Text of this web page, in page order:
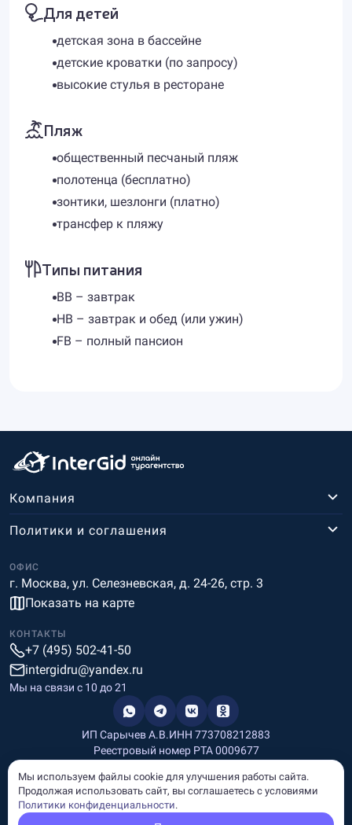
Для детей
детская зона в бассейне
детские кроватки (по запросу)
высокие стулья в ресторане
Пляж
общественный песчаный пляж
полотенца (бесплатно)
зонтики, шезлонги (платно)
трансфер к пляжу
Типы питания
BB – завтрак
HB – завтрак и обед (или ужин)
FB – полный пансион
Компания
ОФИС
г. Москва, ул. Селезневская, д. 24-26, стр. 3
Показать на карте
Политики и соглашения
КОНТАКТЫ
+7 (495) 502-41-50
intergidru@yandex.ru
Мы на связи c 10 до 21
ИП Сарычев А.В.ИНН 773708212883
Реестровый номер РТА 0009677
Информация, размещённая на сайте, носит информационный
характер и не является рекламой и публичной офертой.
Мы используем файлы cookie для улучшения работы сайта.
Продолжая использовать сайт, вы соглашаетесь с условиями
Политики конфиденциальности.